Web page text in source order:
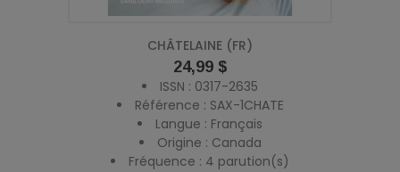
CHÂTELAINE (FR)
Prix
24,99 $
ISSN : 0317-2635
Référence : SAX-1CHATE
Langue : Français
Origine : Canada
Fréquence : 4 parution(s)